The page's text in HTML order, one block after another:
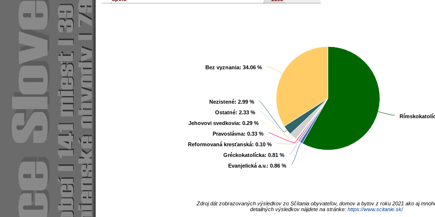
Evanjelická a.v.: 0.86 %
Evanjelická a.v.: 0.86 %
Gréckokatolícka: 0.81 %
Gréckokatolícka: 0.81 %
Reformovaná kresťanská: 0.10 %
Reformovaná kresťanská: 0.10 %
Pravoslávna: 0.33 %
Pravoslávna: 0.33 %
Jehovovi svedkovia: 0.29 %
Jehovovi svedkovia: 0.29 %
Ostatné: 2.33 %
Ostatné: 2.33 %
Nezistené: 2.99 %
Nezistené: 2.99 %
Bez vyznania: 34.06 %
Bez vyznania: 34.06 %
Zdroj dát zobrazovaných výsledkov zo Sčítania obyvateľov, domov a bytov z roku 2021 ako aj
detailných výsledkov nájdete na stránke: https://www.scitanie.sk/